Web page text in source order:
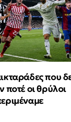
που
ποτέ οι θρύλοι